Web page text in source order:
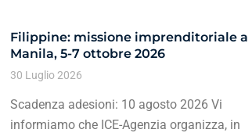
Filippine: missione imprenditoriale a
Manila, 5-7 ottobre 2026
30 Luglio 2026
Scadenza adesioni: 10 agosto 2026 Vi
informiamo che ICE-Agenzia organizza, in